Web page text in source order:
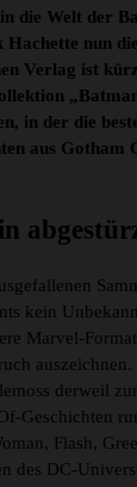
die Welt der
Hachette nun
Verlag ist
in der die
aus Gotham
kein
Marvel-
derweil
Geschichten
Flash,
des DC-